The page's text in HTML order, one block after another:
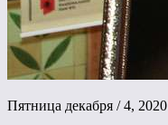
Пятница декабря / 4, 2020